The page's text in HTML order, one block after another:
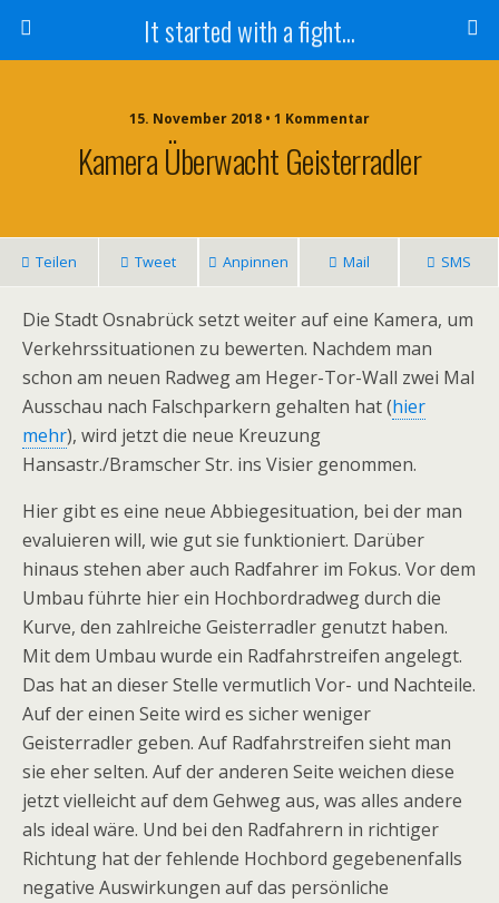
It started with a fight...
15. November 2018 • 1 Kommentar
Kamera Überwacht Geisterradler
Teilen Tweet Anpinnen Mail SMS
Die Stadt Osnabrück setzt weiter auf eine Kamera, um
Verkehrssituationen zu bewerten. Nachdem man
schon am neuen Radweg am Heger-Tor-Wall zwei Mal
Ausschau nach Falschparkern gehalten hat (hier
mehr), wird jetzt die neue Kreuzung
Hansastr./Bramscher Str. ins Visier genommen.
Hier gibt es eine neue Abbiegesituation, bei der man
evaluieren will, wie gut sie funktioniert. Darüber
hinaus stehen aber auch Radfahrer im Fokus. Vor dem
Umbau führte hier ein Hochbordradweg durch die
Kurve, den zahlreiche Geisterradler genutzt haben.
Mit dem Umbau wurde ein Radfahrstreifen angelegt.
Das hat an dieser Stelle vermutlich Vor- und Nachteile.
Auf der einen Seite wird es sicher weniger
Geisterradler geben. Auf Radfahrstreifen sieht man
sie eher selten. Auf der anderen Seite weichen diese
jetzt vielleicht auf dem Gehweg aus, was alles andere
als ideal wäre. Und bei den Radfahrern in richtiger
Richtung hat der fehlende Hochbord gegebenenfalls
negative Auswirkungen auf das persönliche